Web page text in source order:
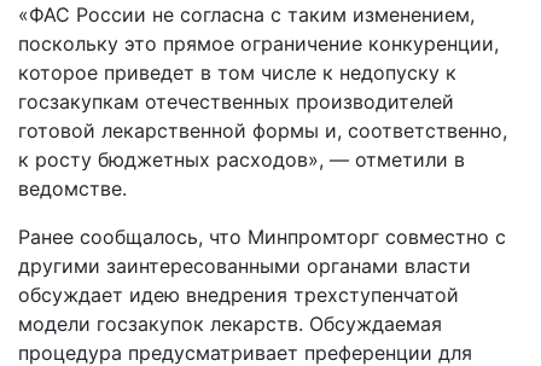
«ФАС России не согласна с таким изменением,
поскольку это прямое ограничение конкуренции,
которое приведет в том числе к недопуску к
госзакупкам отечественных производителей
готовой лекарственной формы и, соответственно,
к росту бюджетных расходов», — отметили в
ведомстве.
Ранее сообщалось, что Минпромторг совместно с
другими заинтересованными органами власти
обсуждает идею внедрения трехступенчатой
модели госзакупок лекарств. Обсуждаемая
процедура предусматривает преференции для